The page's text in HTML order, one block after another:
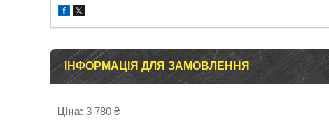
ІНФОРМАЦІЯ ДЛЯ ЗАМОВЛЕННЯ
Ціна: 3 780 ₴